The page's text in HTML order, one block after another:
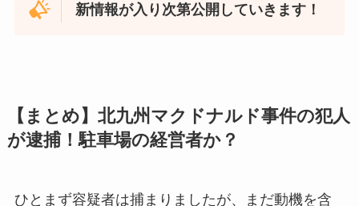
新情報が入り次第公開していきます！
【まとめ】北九州マクドナルド事件の犯人
が逮捕！駐車場の経営者か？
ひとまず容疑者は捕まりましたが、まだ動機を含